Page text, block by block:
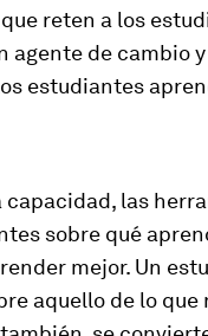
reten a los
agente de cambio
estudiantes
las
sobre qué
mejor. Un
aquello de lo que